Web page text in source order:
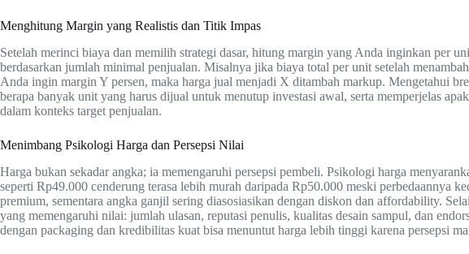
Menghitung Margin yang Realistis dan Titik Impas
Setelah merinci biaya dan memilih strategi dasar, hitung margin yang Anda inginkan per
berdasarkan jumlah minimal penjualan. Misalnya jika biaya total per unit setelah
Anda ingin margin Y persen, maka harga jual menjadi X ditambah markup. Mengetahui
berapa banyak unit yang harus dijual untuk menutup investasi awal, serta memperjelas
dalam konteks target penjualan.
Menimbang Psikologi Harga dan Persepsi Nilai
Harga bukan sekadar angka; ia memengaruhi persepsi pembeli. Psikologi harga
seperti Rp49.000 cenderung terasa lebih murah daripada Rp50.000 meski perbedaannya
premium, sementara angka ganjil sering diasosiasikan dengan diskon dan affordability.
yang memengaruhi nilai: jumlah ulasan, reputasi penulis, kualitas desain sampul, dan
dengan packaging dan kredibilitas kuat bisa menuntut harga lebih tinggi karena persepsi